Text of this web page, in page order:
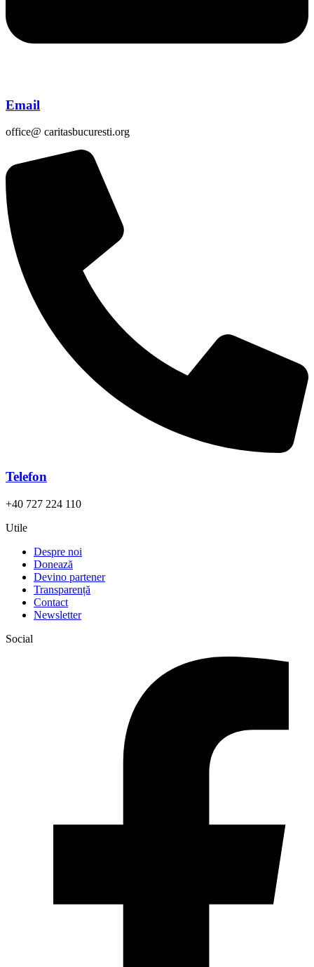
Email
office@ caritasbucuresti.org
Telefon
+40 727 224 110
Utile
Despre noi
Donează
Devino partener
Transparență
Contact
Newsletter
Social